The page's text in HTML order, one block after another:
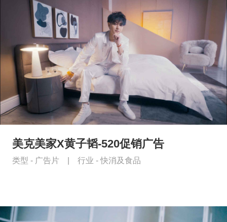
美克美家X黄子韬-520促销广告
类型 - 广告片 行业 -快消及食品